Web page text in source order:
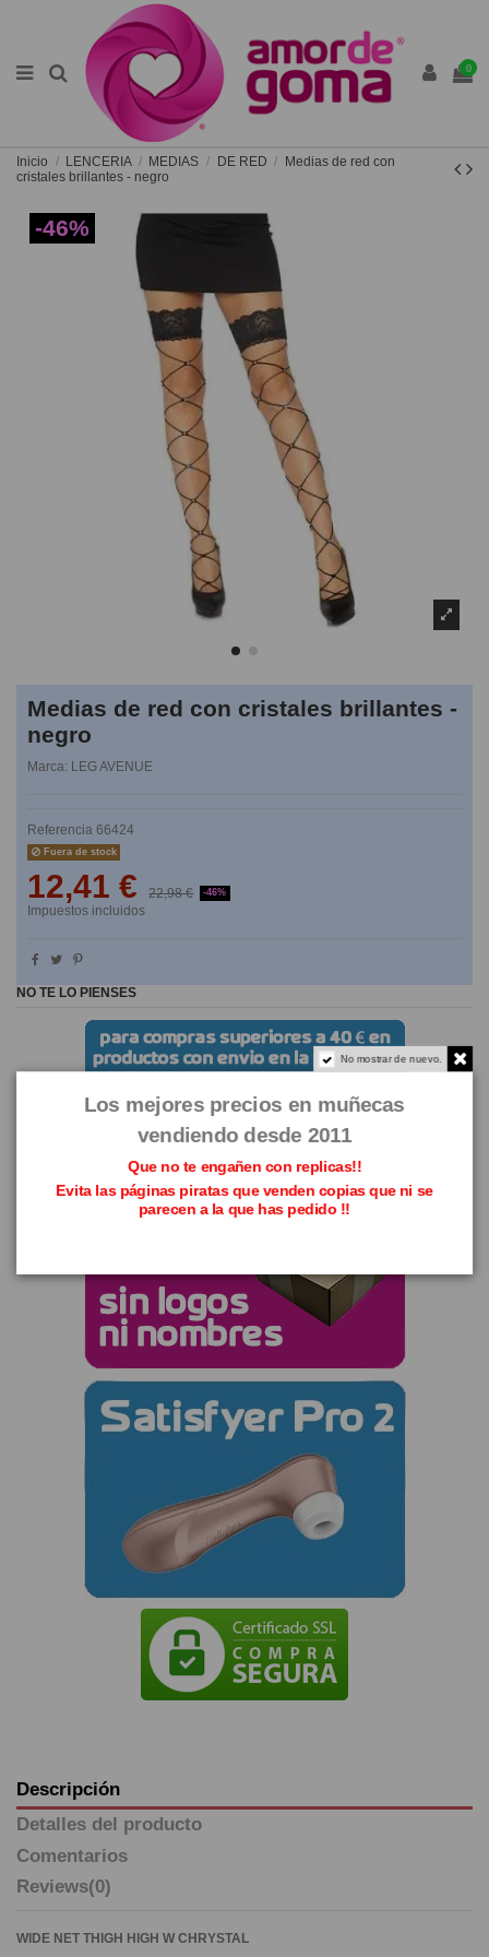
0
Inicio LENCERIA MEDIAS DE RED
Medias de red con
cristales brillantes - negro
-46%
Medias de red con cristales brillantes -
negro
Marca: LEG AVENUE
Referencia 66424
Fuera de stock
12,41 € 22,98 € -46%
Impuestos incluidos
NO TE LO PIENSES
Descripción
Detalles del producto
Comentarios
Reviews(0)
WIDE NET THIGH HIGH W CHRYSTAL
No mostrar de nuevo.
Los mejores precios en muñecas
vendiendo desde 2011
Que no te engañen con replicas!!
Evita las páginas piratas que venden copias que ni se
parecen a la que has pedido !!